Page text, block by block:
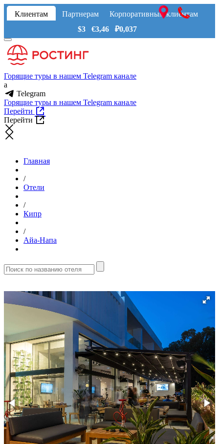
Клиентам Партнерам
Корпоративным клиентам
$3 €3,46 ₽0,037
Горящие туры в нашем Telegram канале
a
Telegram
Горящие туры в нашем Telegram канале
Перейти
Перейти
Главная
/
Отели
/
Кипр
/
Айа-Напа